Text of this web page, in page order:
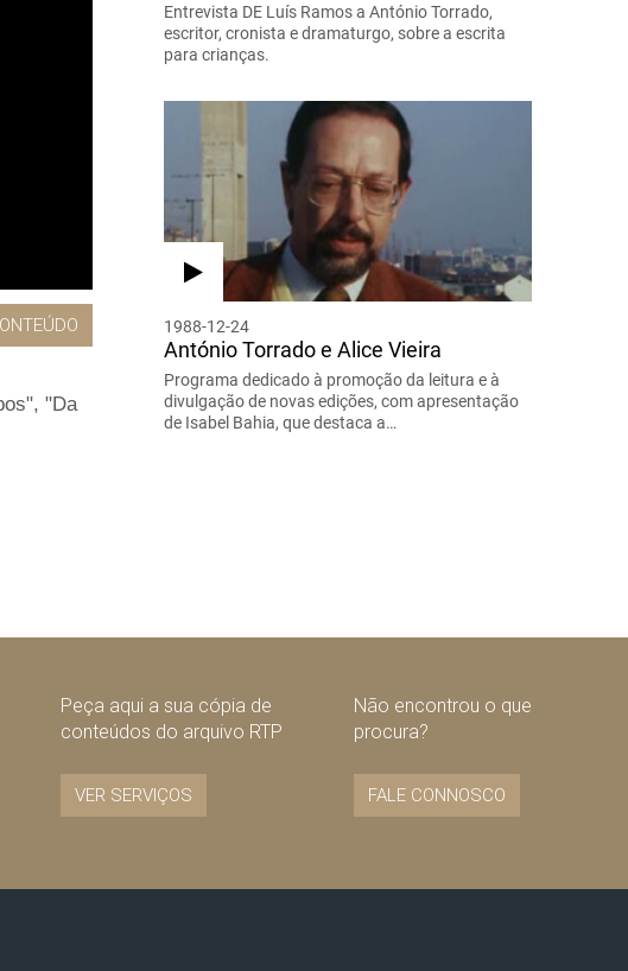
"Da
Entrevista DE Luís Ramos a António Torrado,
escritor, cronista e dramaturgo, sobre a escrita
para crianças.
1988-12-24
António Torrado e Alice Vieira
Programa dedicado à promoção da leitura e à
divulgação de novas edições, com apresentação
de Isabel Bahia, que destaca a…
Peça aqui a sua cópia de
conteúdos do arquivo RTP
VER SERVIÇOS
Não encontrou o que
procura?
FALE CONNOSCO